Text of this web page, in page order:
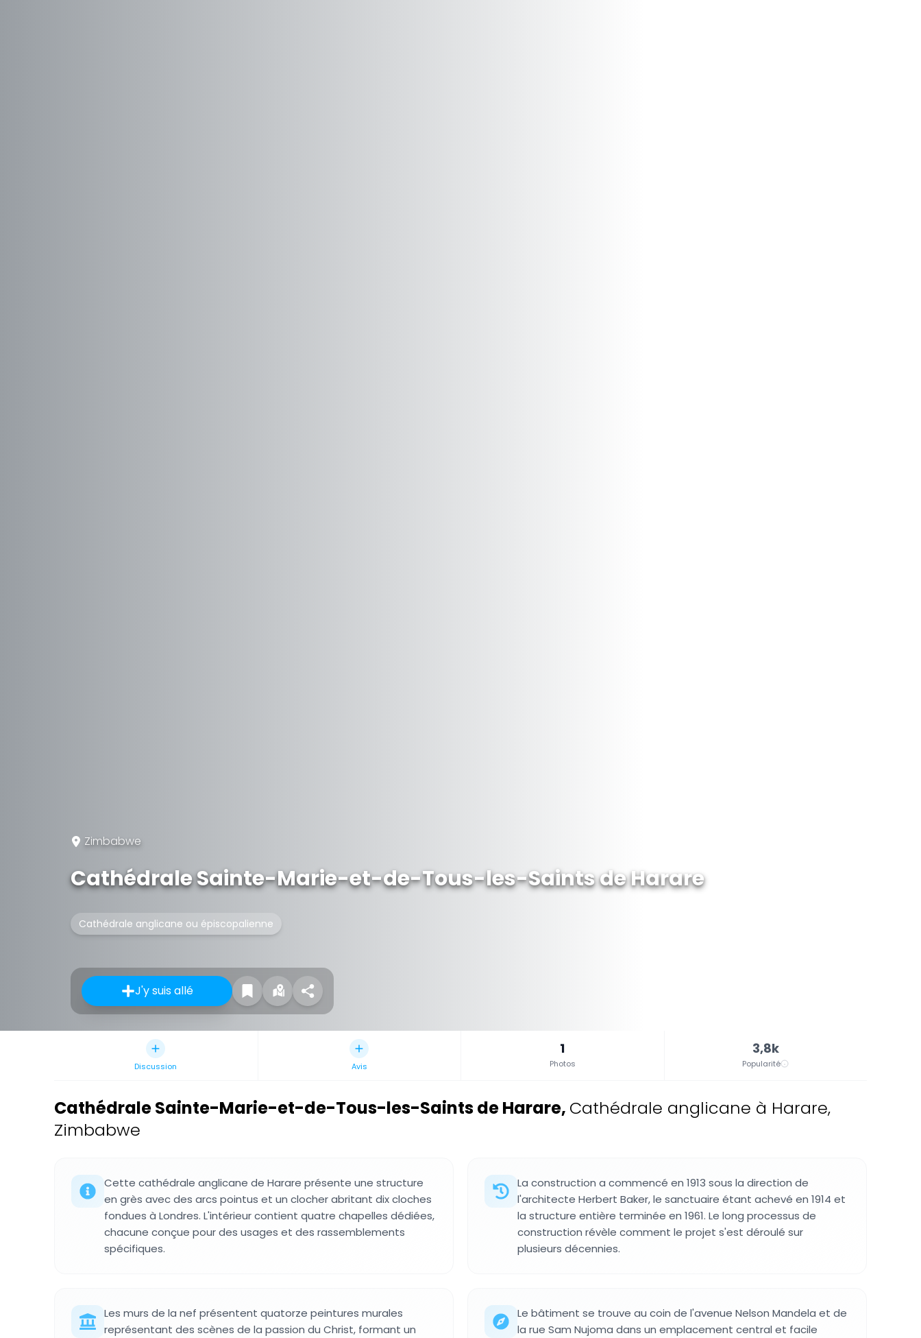
Zimbabwe
Cathédrale Sainte-Marie-et-de-Tous-les-Saints de Harare
Cathédrale anglicane ou épiscopalienne
J'y suis allé
Discussion Avis
1
Photos
3,8k
Popularité
Cathédrale Sainte-Marie-et-de-Tous-les-Saints de Harare, Cathédrale anglicane à Harare,
Zimbabwe
Cette cathédrale anglicane de Harare présente une structure
en grès avec des arcs pointus et un clocher abritant dix cloches
fondues à Londres. L'intérieur contient quatre chapelles dédiées,
chacune conçue pour des usages et des rassemblements
spécifiques.
La construction a commencé en 1913 sous la direction de
l'architecte Herbert Baker, le sanctuaire étant achevé en 1914 et
la structure entière terminée en 1961. Le long processus de
construction révèle comment le projet s'est déroulé sur
plusieurs décennies.
Les murs de la nef présentent quatorze peintures murales
représentant des scènes de la passion du Christ, formant un
Le bâtiment se trouve au coin de l'avenue Nelson Mandela et de
la rue Sam Nujoma dans un emplacement central et facile